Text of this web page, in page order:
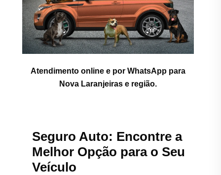
Atendimento online e por WhatsApp para
Nova Laranjeiras e região.
Seguro Auto: Encontre a
Melhor Opção para o Seu
Veículo